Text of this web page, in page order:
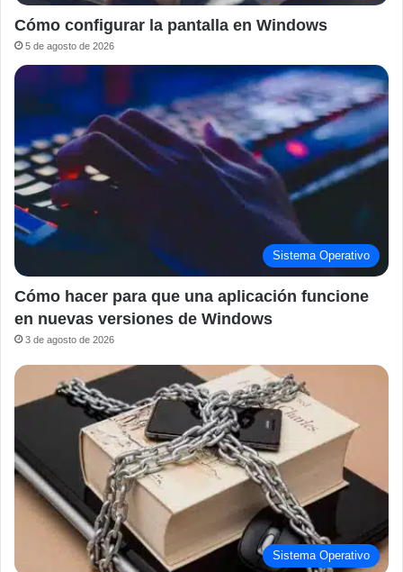
Cómo configurar la pantalla en Windows
5 de agosto de 2026
Sistema Operativo
Cómo hacer para que una aplicación funcione
en nuevas versiones de Windows
3 de agosto de 2026
Sistema Operativo